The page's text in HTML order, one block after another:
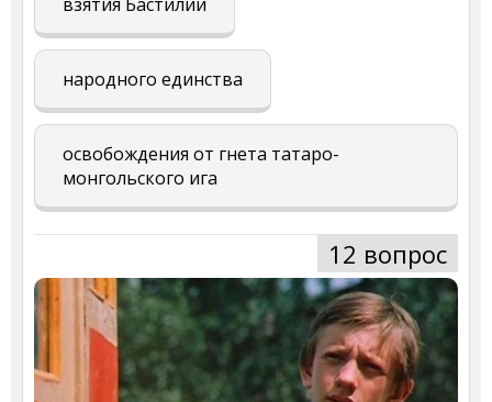
народного единства
освобождения от гнета татаро-
монгольского ига
12 вопрос